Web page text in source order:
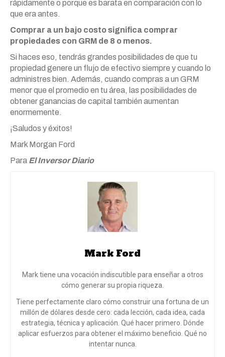
rápidamente o porque es barata en comparación con lo
que era antes.
Comprar a un bajo costo significa comprar
propiedades con GRM de 8 o menos.
Si haces eso, tendrás grandes posibilidades de que tu
propiedad genere un flujo de efectivo siempre y cuando lo
administres bien. Además, cuando compras a un GRM
menor que el promedio en tu área, las posibilidades de
obtener ganancias de capital también aumentan
enormemente.
¡Saludos y éxitos!
Mark Morgan Ford
Para El Inversor Diario
Mark Ford
Mark tiene una vocación indiscutible para enseñar a otros
cómo generar su propia riqueza.
Tiene perfectamente claro cómo construir una fortuna de un
millón de dólares desde cero: cada lección, cada idea, cada
estrategia, técnica y aplicación. Qué hacer primero. Dónde
aplicar esfuerzos para obtener el máximo beneficio. Qué no
intentar nunca.